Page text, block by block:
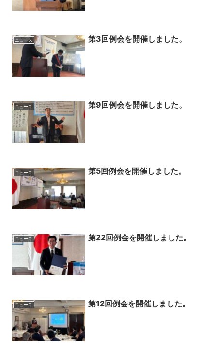
ニュース 第3回例会を開催しました。
ニュース 第9回例会を開催しました。
ニュース 第5回例会を開催しました。
ニュース 第22回例会を開催しました。
ニュース 第12回例会を開催しました。